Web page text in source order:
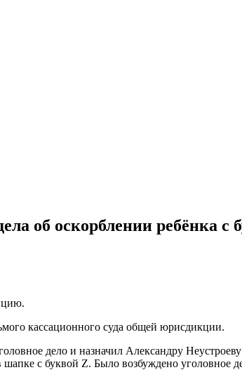
об оскорблении ребёнка с
кассационного суда общей юрисдикции.
дело и назначил Александру
с буквой Z. Было возбуждено уголовное